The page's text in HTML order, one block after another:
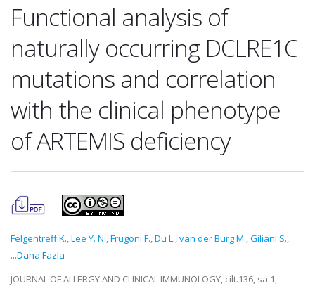
Functional analysis of
naturally occurring DCLRE1C
mutations and correlation
with the clinical phenotype
of ARTEMIS deficiency
Felgentreff K.,Lee Y. N.,Frugoni F.,Du L.,van der Burg M.,Giliani S.,
...Daha Fazla
JOURNAL OF ALLERGY AND CLINICAL IMMUNOLOGY, cilt.136, sa.1,